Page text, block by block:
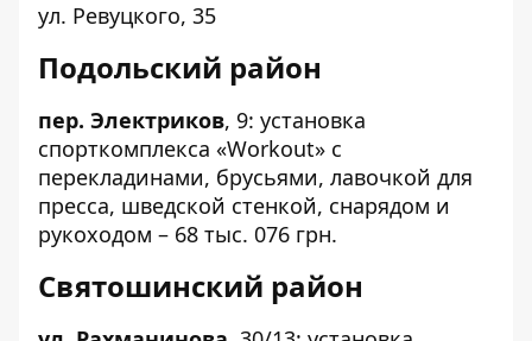
ул. Ревуцкого, 35
Подольский район
пер. Электриков, 9: установка
спорткомплекса «Workout» с
перекладинами, брусьями, лавочкой для
пресса, шведской стенкой, снарядом и
рукоходом – 68 тыс. 076 грн.
Святошинский район